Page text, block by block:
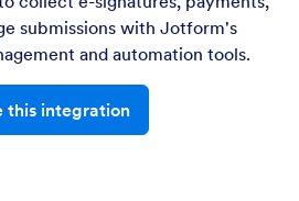
submissions with Jotform's
and automation tools.
this integration